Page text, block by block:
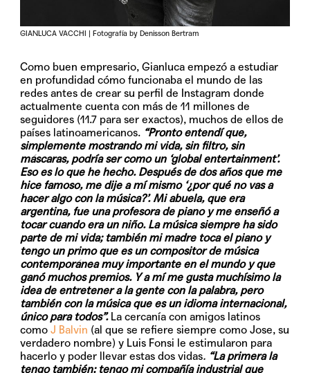
GIANLUCA VACCHI | Fotografía by Denisson Bertram
Como buen empresario, Gianluca empezó a estudiar
en profundidad cómo funcionaba el mundo de las
redes antes de crear su perfil de Instagram donde
actualmente cuenta con más de 11 millones de
seguidores (11.7 para ser exactos), muchos de ellos de
países latinoamericanos. “Pronto entendí que,
simplemente mostrando mi vida, sin filtro, sin
máscaras, podría ser como un ‘global entertainment’.
Eso es lo que he hecho. Después de dos años que me
hice famoso, me dije a mí mismo ‘¿por qué no vas a
hacer algo con la música?’. Mi abuela, que era
argentina, fue una profesora de piano y me enseñó a
tocar cuando era un niño. La música siempre ha sido
parte de mi vida; también mi madre toca el piano y
tengo un primo que es un compositor de música
contemporánea muy importante en el mundo y que
ganó muchos premios. Y a mí me gusta muchísimo la
idea de entretener a la gente con la palabra, pero
también con la música que es un idioma internacional,
único para todos”.La cercanía con amigos latinos
comoJ Balvin (al que se refiere siempre como Jose, su
verdadero nombre) y Luis Fonsi le estimularon para
hacerlo y poder llevar estas dos vidas. “La primera la
tengo también; tengo mi compañía industrial que